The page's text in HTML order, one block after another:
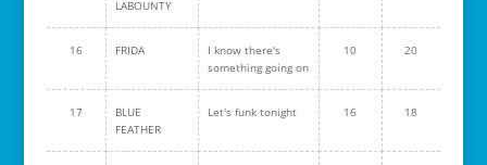
LABOUNTY
16 FRIDA
I know there's
something going on
10 20
17
BLUE
FEATHER
Let's funk tonight 16 18